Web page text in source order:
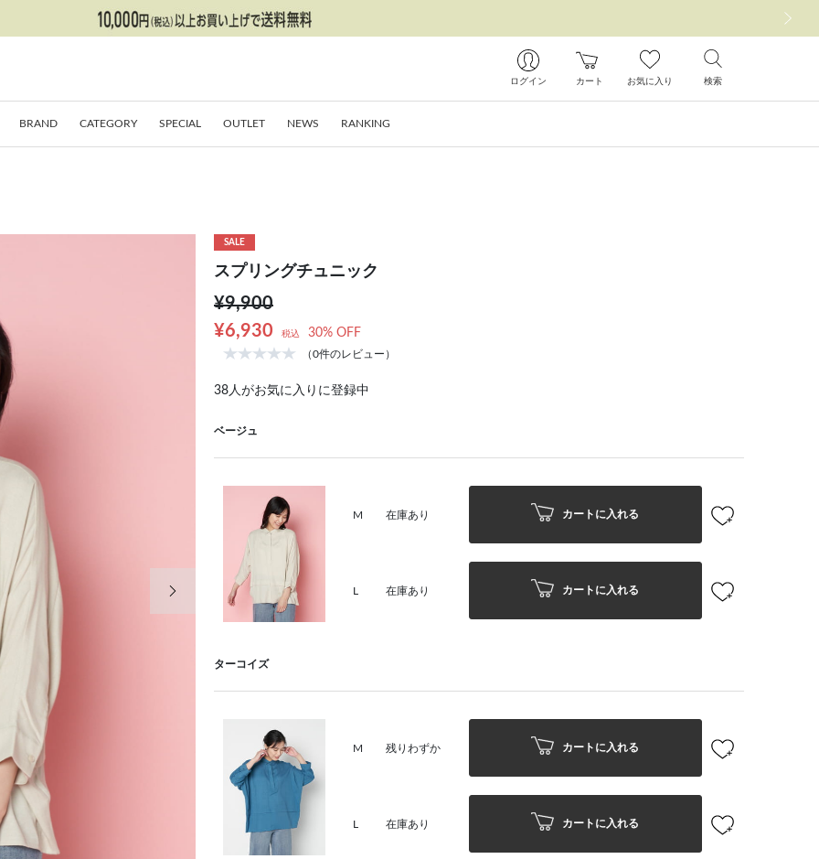
ログイン カート お気に入り 検索
BRAND CATEGORY SPECIAL OUTLET NEWS RANKING
SALE
スプリングチュニック
¥9,900
¥6,930
税込 30% OFF
（0件のレビュー）
38人がお気に入りに登録中
ベージュ
M 在庫あり カートに入れる
L 在庫あり カートに入れる
ターコイズ
M 残りわずか カートに入れる
L 在庫あり カートに入れる